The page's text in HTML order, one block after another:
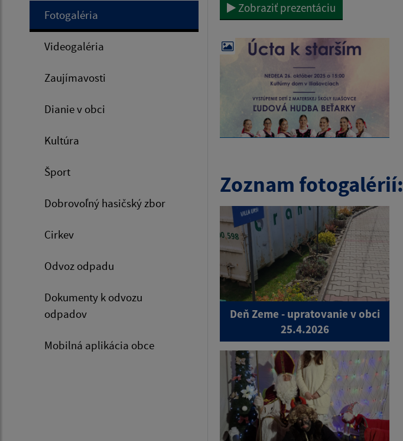
Fotogaléria
Videogaléria
Zaujímavosti
Dianie v obci
Kultúra
Šport
Dobrovoľný hasičský zbor
Cirkev
Odvoz odpadu
Dokumenty k odvozu
odpadov
Mobilná aplikácia obce
Zobraziť prezentáciu
Zoznam fotogalérií:
Deň Zeme - upratovanie v obci
25.4.2026